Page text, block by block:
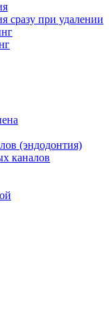
сразу при удалении
(эндодонтия)
каналов